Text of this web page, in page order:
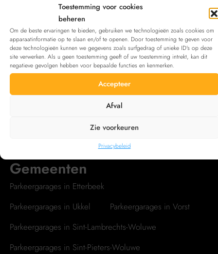
Toestemming voor cookies
beheren
Om de beste ervaringen te bieden, gebruiken we technologieën zoals cookies om
apparaatinformatie op te slaan en/of te openen. Door toestemming te geven voor
deze technologieën kunnen we gegevens zoals surfgedrag of unieke ID's op deze
site verwerken. Als u geen toestemming geeft of uw toestemming intrekt, kan dit
negatieve gevolgen hebben voor bepaalde functies en kenmerken.
Accepteer
Afval
Zie voorkeuren
Privacybeleid
Bekijk deze aanbieding
account?Registreren
Neem contact op met
reginald@van-ingelgem.be
Gemeenten
Parkeergarages in Etterbeek
Parkeergarages in Ukkel
Parkeergarages in Vorst
Parkeergarages in Sint-Lambrechts-Woluwe
Parkeergarages in Sint-Pieters-Woluwe